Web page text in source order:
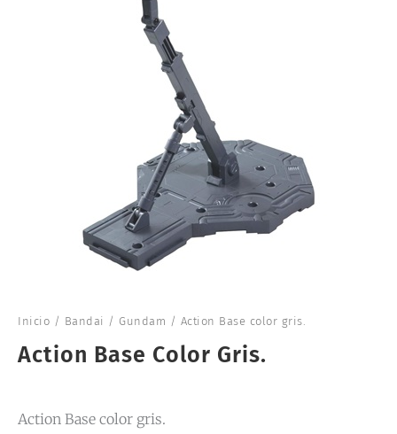
Inicio / Bandai / Gundam / Action Base color gris.
Action Base Color Gris.
Action Base color gris.